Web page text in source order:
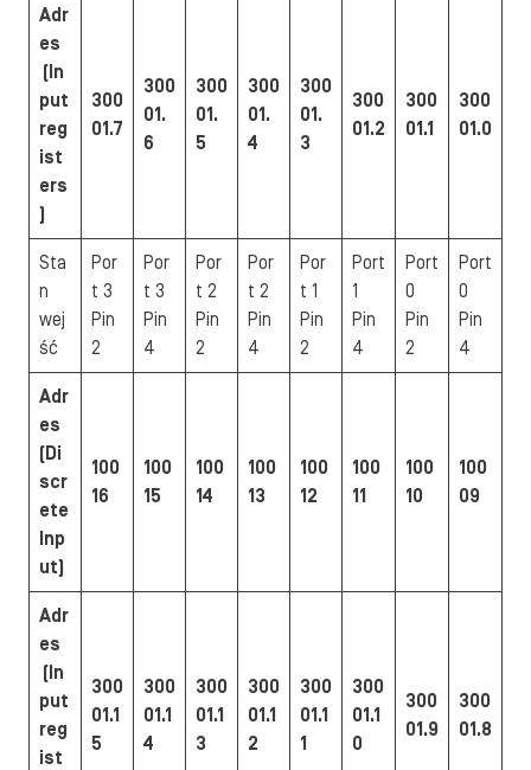
Adr
es
(In
put
reg
ist
ers
)
300
01.7
300
01.
6
300
01.
5
300
01.
4
300
01.
3
300
01.2
300
01.1
300
01.0
Sta
n
wej
ść
Por
t 3
Pin
2
Por
t 3
Pin
4
Por
t 2
Pin
2
Por
t 2
Pin
4
Por
t 1
Pin
2
Port
1
Pin
4
Port
0
Pin
2
Port
0
Pin
4
Adr
es
(Di
scr
ete
Inp
ut)
100
16
100
15
100
14
100
13
100
12
100
11
100
10
100
09
Adr
es
(In
put
reg
ist
300
01.1
5
300
01.1
4
300
01.1
3
300
01.1
2
300
01.1
1
300
01.1
0
300
01.9
300
01.8